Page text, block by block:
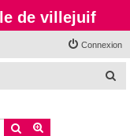
de villejuif
Connexion
Rechercher